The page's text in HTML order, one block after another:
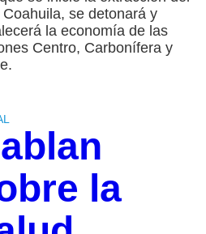
Coahuila, se detonará y
la economía de las
Centro, Carbonífera y
la